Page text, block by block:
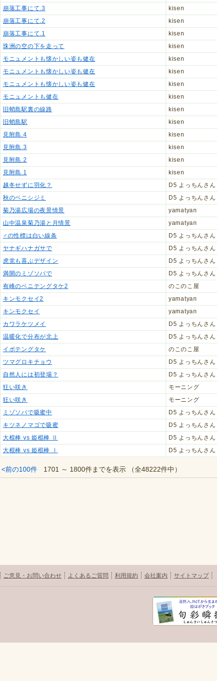
崩落工事にて.3
kisen
崩落工事にて.2
kisen
崩落工事にて.1
kisen
珠洲の空の下を走って
kisen
モニュメントも懐かしい姿も健在
kisen
モニュメントも懐かしい姿も健在
kisen
モニュメントも懐かしい姿も健在
kisen
モニュメントも健在
kisen
旧蛸島駅裏の線路
kisen
旧蛸島駅
kisen
見附島.4
kisen
見附島.3
kisen
見附島.2
kisen
見附島.1
kisen
越冬せずに羽化？
D5 よっちんさん
秋のベニシジミ
D5 よっちんさん
菊乃湯広場の夜景情景
yamatyan
山中温泉菊乃湯と月情景
yamatyan
♂の性標は白い線条
D5 よっちんさん
ヤナギハナガサで
D5 よっちんさん
虎党も喜ぶデザイン
D5 よっちんさん
満開のミゾソバで
D5 よっちんさん
有峰のベニテングタケ2
のこのこ屋
キンモクセイ2
yamatyan
キンモクセイ
yamatyan
カワラケツメイ
D5 よっちんさん
温暖化で分布が北上
D5 よっちんさん
イボテングタケ
のこのこ屋
ツマグロキチョウ
D5 よっちんさん
自然人には初登場？
D5 よっちんさん
狂い咲き
モーニング
狂い咲き
モーニング
ミゾソバで吸蜜中
D5 よっちんさん
キツネノマゴで吸蜜
D5 よっちんさん
大棍棒 vs 姫棍棒 Ⅱ
D5 よっちんさん
大棍棒 vs 姫棍棒 Ⅰ
D5 よっちんさん
<前の100件 1701 ～ 1800件までを表示 （全48222件中）
ご意見・お問い合わせ よくあるご質問 利用規約 会社案内 サイトマップ